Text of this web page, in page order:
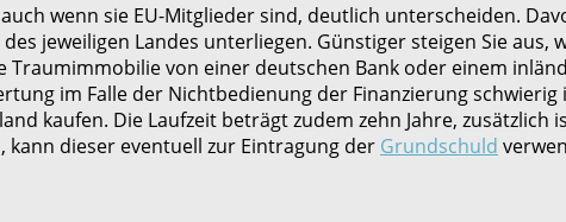
wenn sie EU-Mitglieder sind, deutlich unterscheiden.
jeweiligen Landes unterliegen. Günstiger steigen Sie aus,
von einer deutschen Bank oder einem
im Falle der Nichtbedienung der Finanzierung
kaufen. Die Laufzeit beträgt zudem zehn Jahre, zusätzlich
dieser eventuell zur Eintragung der Grundschuld